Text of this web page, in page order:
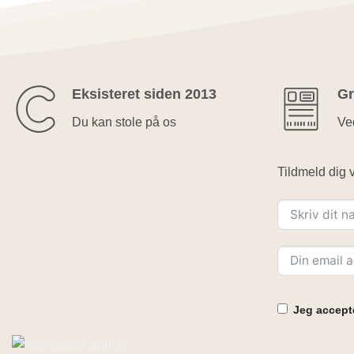
Eksisteret siden 2013
Du kan stole på os
Tildmeld dig
Jeg